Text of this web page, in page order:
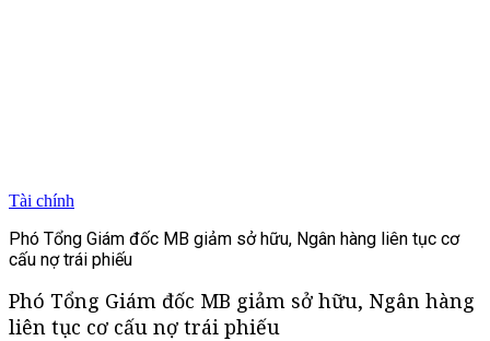
Tài chính
Phó Tổng Giám đốc MB giảm sở hữu, Ngân hàng liên tục cơ
cấu nợ trái phiếu
Phó Tổng Giám đốc MB giảm sở hữu, Ngân hàng
liên tục cơ cấu nợ trái phiếu